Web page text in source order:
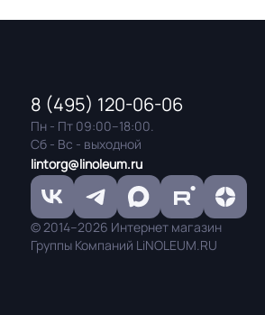
8 (495) 120-06-06
Пн - Пт 09:00–18:00.
Сб - Вс - выходной
lintorg@linoleum.ru
© 2014–2026 Интернет магазин
Группы Компаний LiNOLEUM.RU